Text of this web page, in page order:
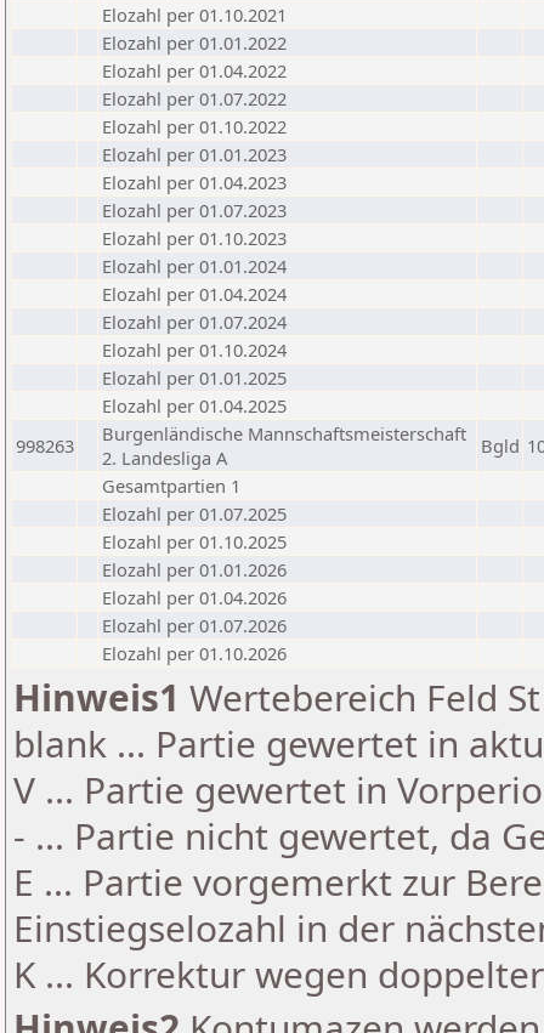
Elozahl per 01.10.2021
Elozahl per 01.01.2022
Elozahl per 01.04.2022
Elozahl per 01.07.2022
Elozahl per 01.10.2022
Elozahl per 01.01.2023
Elozahl per 01.04.2023
Elozahl per 01.07.2023
Elozahl per 01.10.2023
Elozahl per 01.01.2024
Elozahl per 01.04.2024
Elozahl per 01.07.2024
Elozahl per 01.10.2024
Elozahl per 01.01.2025
Elozahl per 01.04.2025
998263
Burgenländische Mannschaftsmeisterschaft
2. Landesliga A
Bgld
Gesamtpartien 1
Elozahl per 01.07.2025
Elozahl per 01.10.2025
Elozahl per 01.01.2026
Elozahl per 01.04.2026
Elozahl per 01.07.2026
Elozahl per 01.10.2026
Hinweis1 Wertebereich Feld
blank ... Partie gewertet in
V ... Partie gewertet in
- ... Partie nicht gewertet, da
E ... Partie vorgemerkt zur
Einstiegselozahl in der
K ... Korrektur wegen